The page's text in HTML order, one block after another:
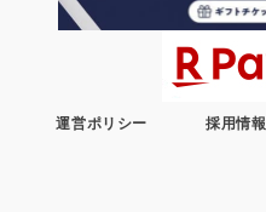
運営ポリシー 採用情報